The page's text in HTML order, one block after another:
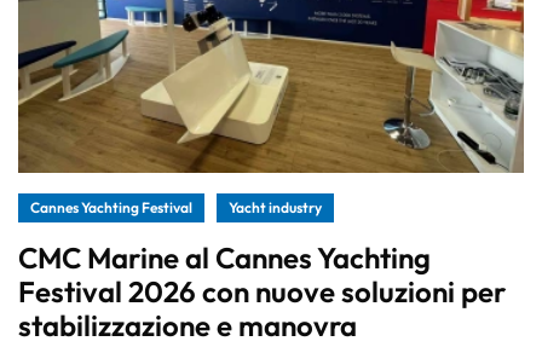
Cannes Yachting Festival Yacht industry
CMC Marine al Cannes Yachting
Festival 2026 con nuove soluzioni per
stabilizzazione e manovra